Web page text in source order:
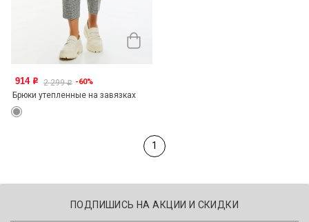
914 o 2 299o -60%
Брюки утепленные на завязках
1
ПОДПИШИСЬ НА АКЦИИ И СКИДКИ